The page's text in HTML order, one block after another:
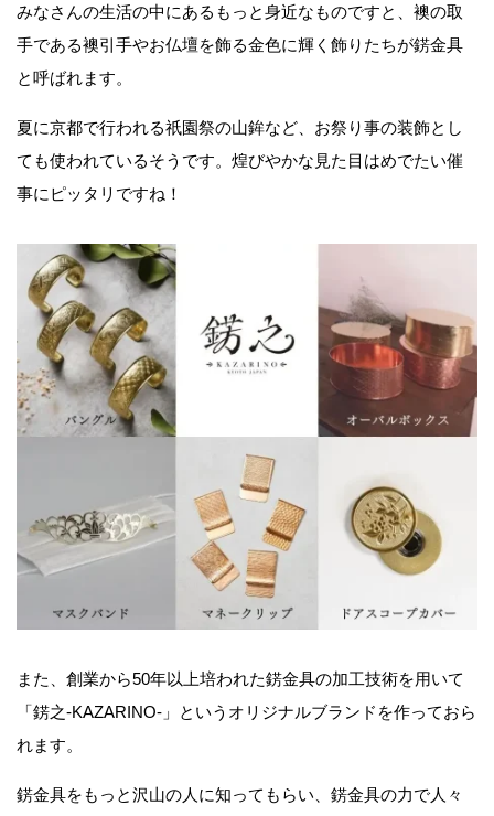
みなさんの生活の中にあるもっと身近なものですと、襖の取
手である襖引手やお仏壇を飾る金色に輝く飾りたちが錺金具
と呼ばれます。
夏に京都で行われる祇園祭の山鉾など、お祭り事の装飾とし
ても使われているそうです。煌びやかな見た目はめでたい催
事にピッタリですね！
また、創業から50年以上培われた錺金具の加工技術を用いて
「錺之-KAZARINO-」というオリジナルブランドを作っておら
れます。
錺金具をもっと沢山の人に知ってもらい、錺金具の力で人々